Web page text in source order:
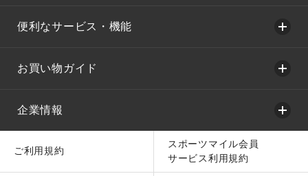
便利なサービス・機能
お買い物ガイド
企業情報
ご利用規約
スポーツマイル会員
サービス利用規約